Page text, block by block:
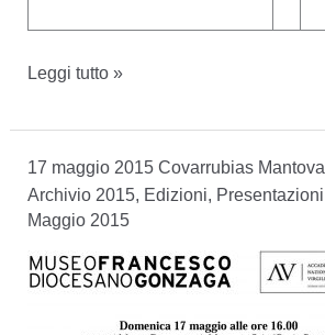
CENTRO
JORGE
EIELSON
Leggi tutto »
17 maggio 2015 Covarrubias Mantova
Archivio 2015, Edizioni, Presentazioni
Maggio 2015